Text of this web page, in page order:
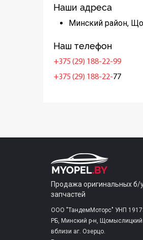
Наши адреса
Минский район,
Наш телефон
+375 (29) 188-22-99
+375 (29) 188-22-77
Продажа оригинальных б/
запчастей
ООО "ТандемМоторс" УНП
РБ, Минский р-н,
вблизи аг. Озерцо.